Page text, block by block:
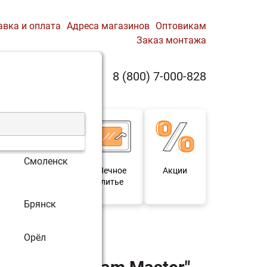
Смоленск
Брянск
Орёл
и оплата Адреса магазинов Оптовикам
Заказ монтажа
8 (800) 7-000-828
Печное
литье
Акции
44 (320) ЧУГУН